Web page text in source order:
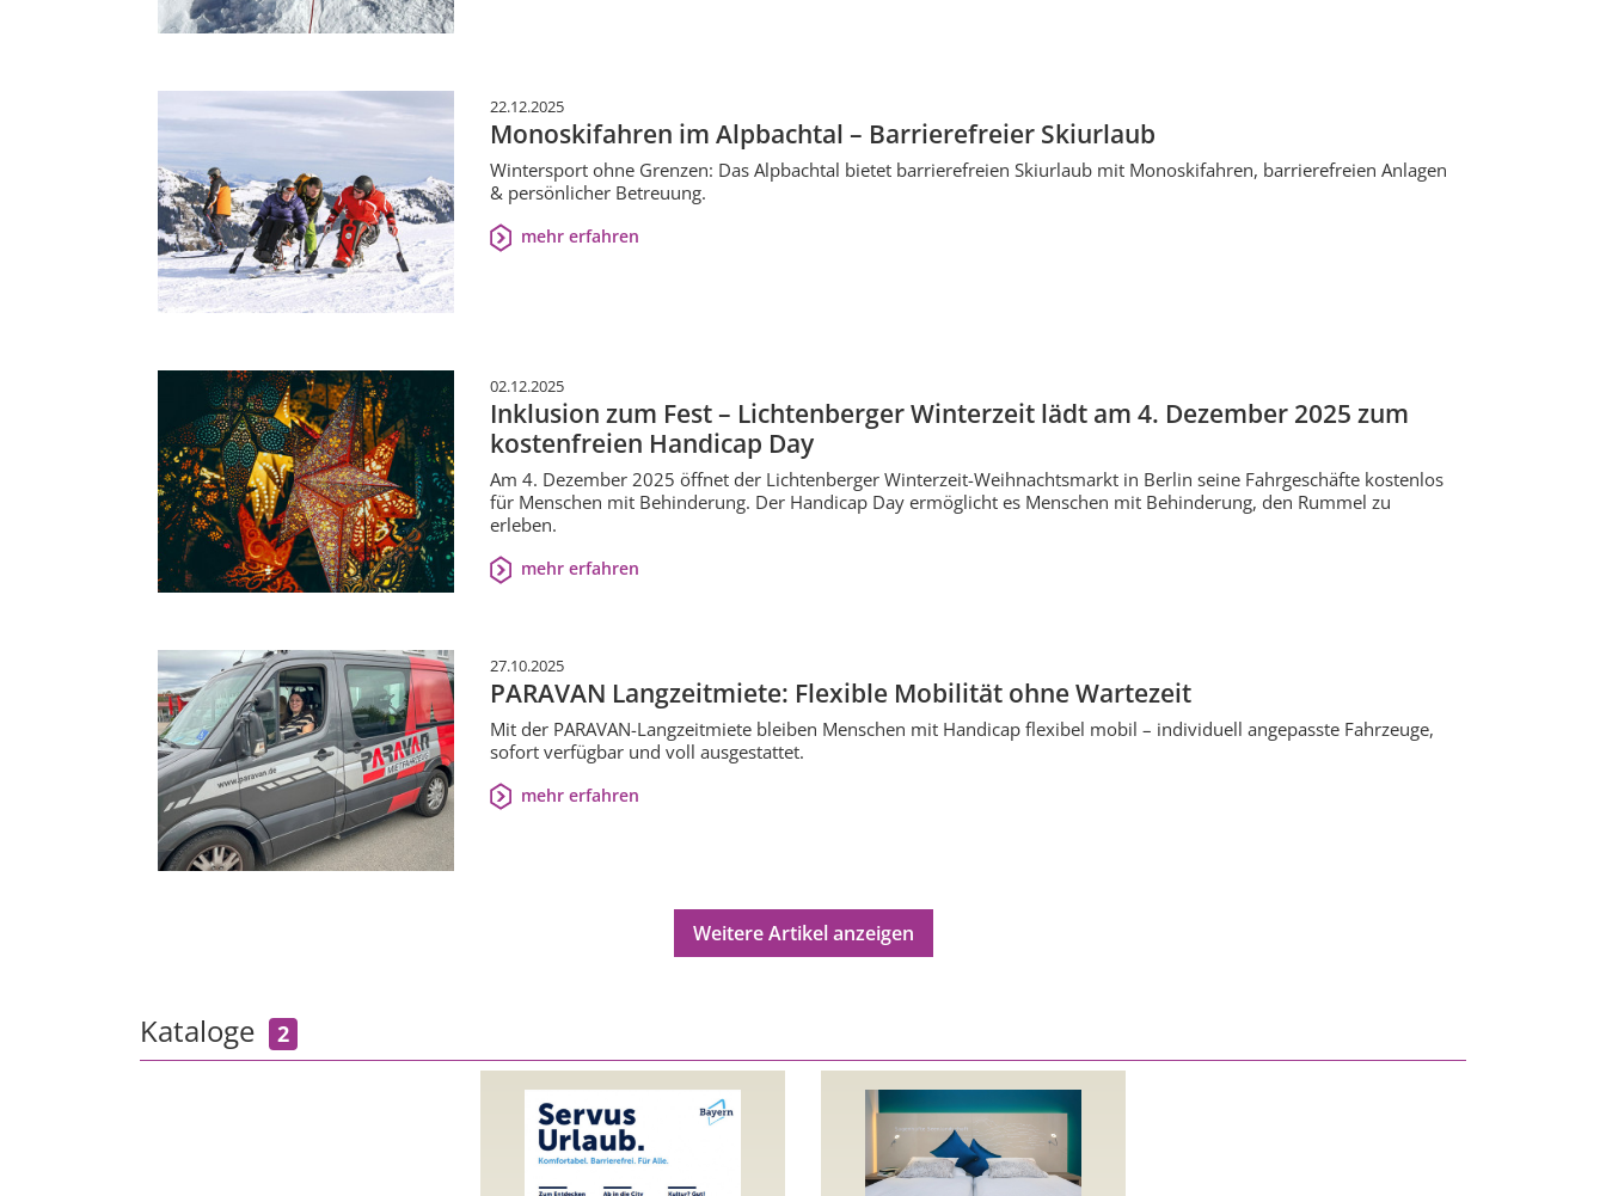
22.12.2025
Monoskifahren im Alpbachtal – Barrierefreier Skiurlaub
Wintersport ohne Grenzen: Das Alpbachtal bietet barrierefreien Skiurlaub mit Monoskifahren, barrierefreien Anlagen
& persönlicher Betreuung.
mehr erfahren
02.12.2025
Inklusion zum Fest – Lichtenberger Winterzeit lädt am 4. Dezember 2025 zum
kostenfreien Handicap Day
Am 4. Dezember 2025 öffnet der Lichtenberger Winterzeit-Weihnachtsmarkt in Berlin seine Fahrgeschäfte kostenlos
für Menschen mit Behinderung. Der Handicap Day ermöglicht es Menschen mit Behinderung, den Rummel zu
erleben.
mehr erfahren
27.10.2025
PARAVAN Langzeitmiete: Flexible Mobilität ohne Wartezeit
Mit der PARAVAN-Langzeitmiete bleiben Menschen mit Handicap flexibel mobil – individuell angepasste Fahrzeuge,
sofort verfügbar und voll ausgestattet.
mehr erfahren
Weitere Artikel anzeigen
Kataloge 2